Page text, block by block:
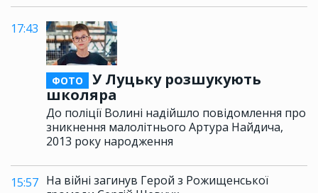
17:43
ФОТО
У Луцьку розшукують
школяра
До поліції Волині надійшло повідомлення про
зникнення малолітнього Артура Найдича,
2013 року народження
15:57 На війні загинув Герой з Рожищенської